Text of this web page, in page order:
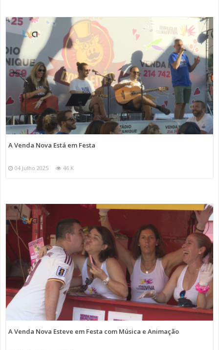
A Venda Nova Está em Festa
04 Julho 2025 46 K
A Venda Nova Esteve em Festa com Música e Animação